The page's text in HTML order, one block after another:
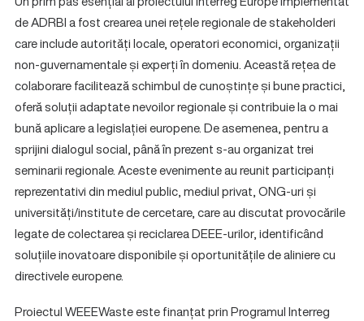
de ADRBI a fost crearea unei rețele regionale de stakeholderi
care include autorități locale, operatori economici, organizații
non-guvernamentale și experți în domeniu. Această rețea de
colaborare facilitează schimbul de cunoștințe și bune practici,
oferă soluții adaptate nevoilor regionale și contribuie la o mai
bună aplicare a legislației europene. De asemenea, pentru a
sprijini dialogul social, până în prezent s-au organizat trei
seminarii regionale. Aceste evenimente au reunit participanți
reprezentativi din mediul public, mediul privat, ONG-uri și
universități/institute de cercetare, care au discutat provocările
legate de colectarea și reciclarea DEEE-urilor, identificând
soluțiile inovatoare disponibile și oportunitățile de aliniere cu
directivele europene.
Proiectul WEEEWaste este finanțat prin Programul Interreg